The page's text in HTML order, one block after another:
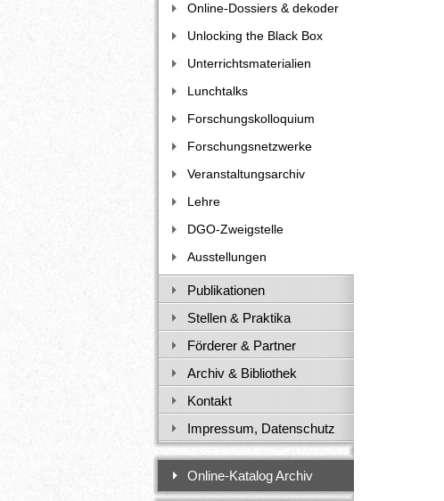
Online-Dossiers & dekoder
Unlocking the Black Box
Unterrichtsmaterialien
Lunchtalks
Forschungskolloquium
Forschungsnetzwerke
Veranstaltungsarchiv
Lehre
DGO-Zweigstelle
Ausstellungen
Publikationen
Stellen & Praktika
Förderer & Partner
Archiv & Bibliothek
Kontakt
Impressum, Datenschutz
Online-Katalog Archiv